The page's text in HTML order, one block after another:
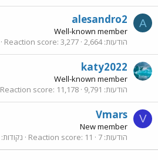
A
alesandro2
Well-known member
הודעות 2,664
Reaction score 3,277
katy2022
Well-known member
הודעות 9,791
Reaction score 11,178
V
Vmars
New member
הודעות 7
Reaction score 11 נקודות